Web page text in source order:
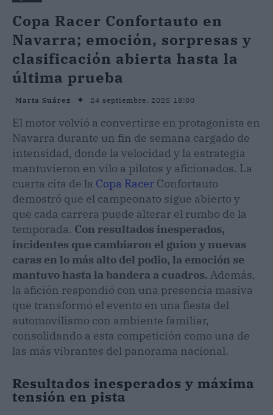
Copa Racer Confortauto en
Navarra; emoción, sorpresas y
clasificación abierta hasta la
última prueba
Marta Suárez 24 septiembre, 2025 18:00
El motor volvió a convertirse en protagonista en
Navarra durante un fin de semana cargado de
intensidad, donde la velocidad y la estrategia
mantuvieron en vilo a pilotos y aficionados. La
cuarta cita de la Copa Racer Confortauto
demostró que el campeonato sigue abierto y
que cada carrera puede alterar el rumbo de la
temporada. Con resultados inesperados,
incidentes que cambiaron el guion y nuevas
caras en lo más alto del podio, la emoción se
mantuvo hasta la bandera a cuadros. Además,
la afición respondió con una presencia masiva
que transformó el evento en una fiesta del
automovilismo con ambiente familiar,
consolidando a esta competición como una de
las más vibrantes del panorama nacional.
Resultados inesperados y máxima
tensión en pista